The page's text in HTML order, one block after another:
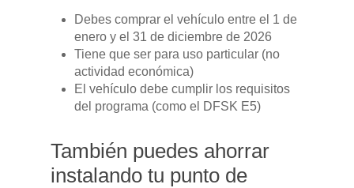
Debes comprar el vehículo entre el 1 de
enero y el 31 de diciembre de 2026
Tiene que ser para uso particular (no
actividad económica)
El vehículo debe cumplir los requisitos
del programa (como el DFSK E5)
También puedes ahorrar
instalando tu punto de